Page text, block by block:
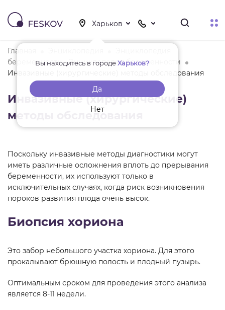
Вы находитесь в городеХарьков?
Да
Нет
Главная
беременности - Энциклопедия беременности
Инвазивные (хирургические) методы обследования
Инвазивные (хирургические)
методы обследования
Поскольку инвазивные методы диагностики могут
иметь различные осложнения вплоть до прерывания
беременности, их используют только в
исключительных случаях, когда риск возникновения
пороков развития плода очень высок.
Биопсия хориона
Это забор небольшого участка хориона. Для этого
прокалывают брюшную полость и плодный пузырь.
Оптимальным сроком для проведения этого анализа
является 8-11 недели.